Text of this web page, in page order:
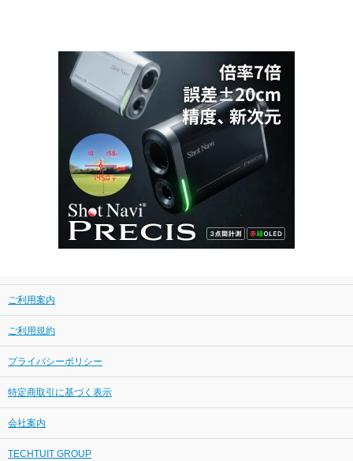
ご利用案内
ご利用規約
プライバシーポリシー
特定商取引に基づく表示
会社案内
TECHTUIT GROUP